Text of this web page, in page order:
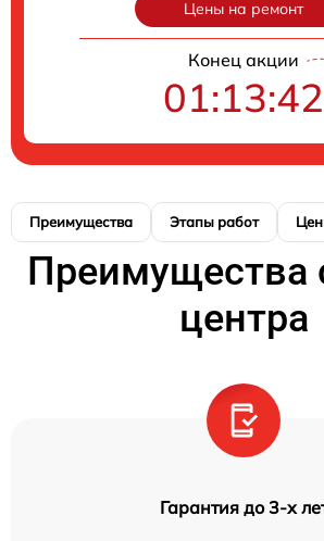
Цены на ремонт
Конец акции
01:13:41
Преимущества Этапы работ
Преимущества
центра
Гарантия до 3-х